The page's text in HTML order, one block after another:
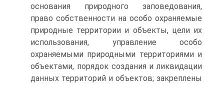
основания природного заповедования,
право соб­ственности на особо охраняемые
природные территории и объекты, цели их
использования, управление особо
охраняемыми природными территориями и
объектами, порядок создания и ликвидации
данных территорий и объектов; закреплены